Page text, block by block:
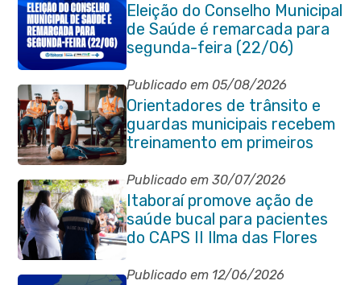
Eleição do Conselho Municipal
de Saúde é remarcada para
segunda-feira (22/06)
Publicado em 05/08/2026
Orientadores de trânsito e
guardas municipais recebem
treinamento em primeiros
socorros em Itaboraí
Publicado em 30/07/2026
Itaboraí promove ação de
saúde bucal para pacientes
do CAPS II Ilma das Flores
Publicado em 12/06/2026